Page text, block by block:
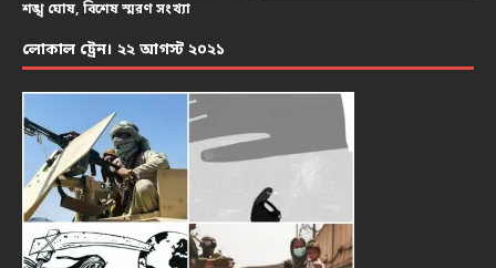
শঙ্খ ঘোষ, বিশেষ স্মরণ সংখ্যা
লোকাল ট্রেন। ২২ আগস্ট ২০২১